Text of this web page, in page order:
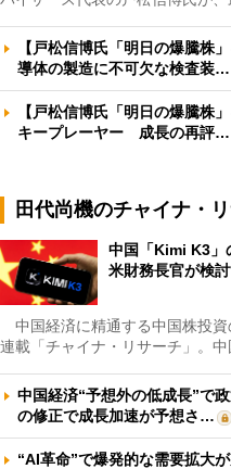
【戸松信博氏「明日の爆騰株
導体の製造に不可欠な検査装…
【戸松信博氏「明日の爆騰株
キープレーヤー 成長の再評…
田代尚機のチャイナ・
中国「Kimi K3」
米財務長官が検
中国経済に精通する中国株投資
連載「チャイナ・リサーチ」。中
中国経済“予想外の低成長”で
の修正で成長加速が予想さ…
“AI革命”で爆発的な需要拡大